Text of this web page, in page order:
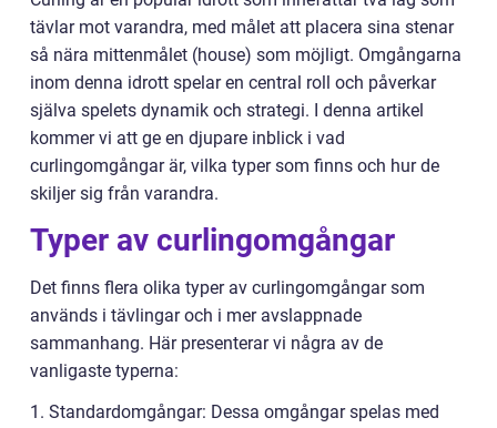
tävlar mot varandra, med målet att placera sina stenar
så nära mittenmålet (house) som möjligt. Omgångarna
inom denna idrott spelar en central roll och påverkar
själva spelets dynamik och strategi. I denna artikel
kommer vi att ge en djupare inblick i vad
curlingomgångar är, vilka typer som finns och hur de
skiljer sig från varandra.
Typer av curlingomgångar
Det finns flera olika typer av curlingomgångar som
används i tävlingar och i mer avslappnade
sammanhang. Här presenterar vi några av de
vanligaste typerna:
1. Standardomgångar: Dessa omgångar spelas med